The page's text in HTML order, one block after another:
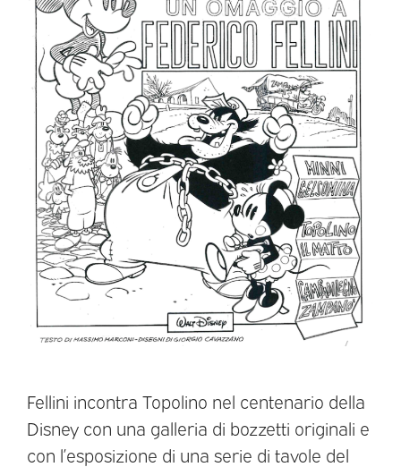
Fellini incontra Topolino nel centenario della
Disney con una galleria di bozzetti originali e
con l’esposizione di una serie di tavole del